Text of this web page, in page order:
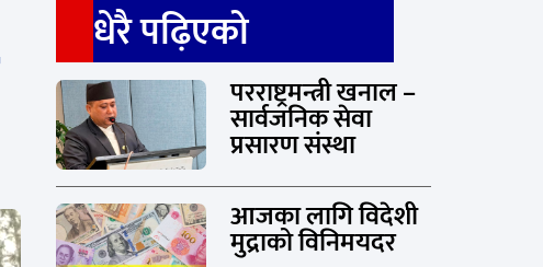
धेरै पढ़िएको
परराष्ट्रमन्त्री खनाल –
सार्वजनिक सेवा
प्रसारण संस्था
आजका लागि विदेशी
मुद्राको विनिमयदर